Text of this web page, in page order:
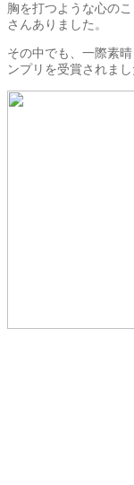
胸を打つような心の
さんありました。
その中でも、一際素
ンプリを受賞されまし